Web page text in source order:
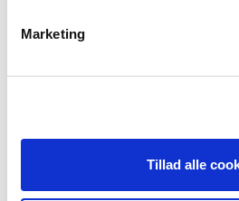
Marketing
Tillad alle
Bevægelser og Bøffer
Projektet, der rettede sig mod
at understøtte og udbygge
deltagerne at få mere